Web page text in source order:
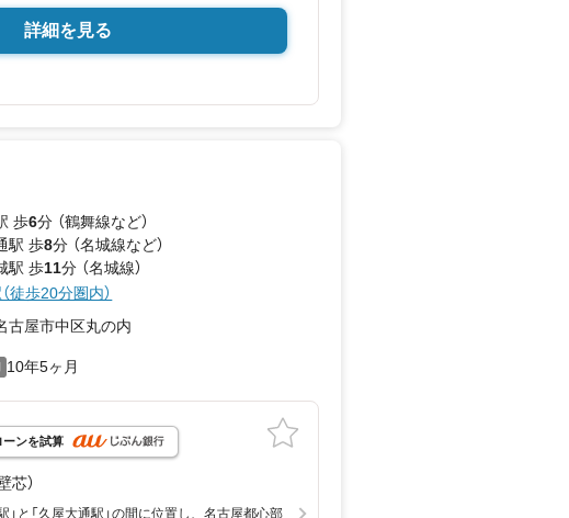
詳細を見る
歩6分 （鶴舞線など）
駅 歩8分 （名城線など）
駅 歩11分 （名城線）
徒歩20分圏内）
古屋市中区丸の内
10年5ヶ月
ーンを試算
芯）
」と「久屋大通駅」の間に位置し、名古屋都心部